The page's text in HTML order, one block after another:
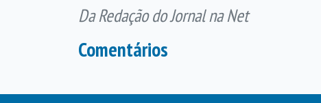
Da Redação do Jornal na Net
Comentários